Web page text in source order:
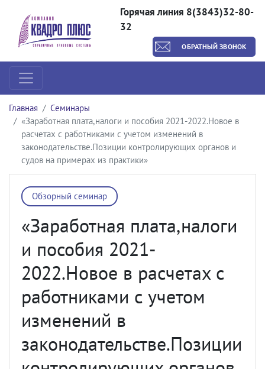
Горячая линия 8(3843)32-80-
32
ОБРАТНЫЙ ЗВОНОК
Главная
Семинары
«Заработная плата,налоги и пособия 2021-2022.Новое в
расчетах с работниками с учетом изменений в
законодательстве.Позиции контролирующих органов и
судов на примерах из практики»
Обзорный семинар
«Заработная плата,налоги
и пособия 2021-
2022.Новое в расчетах с
работниками с учетом
изменений в
законодательстве.Позиции